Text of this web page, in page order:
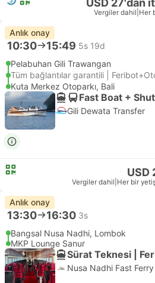
USD 27'dan
Vergiler dahil Her
Anlık onay
10:30 15:49 5s 19d
Pelabuhan Gili Trawangan
Tüm bağlantılar garantili |
Kuta Merkez Otoparkı, Bali
Fast Boat +
Gili Dewata Transfer
USD
Vergiler dahil Her bir
Anlık onay
13:30 16:30 3s
Bangsal Nusa Nadhi, Lombok
MKP Lounge Sanur
Sürat Teknesi |
Nusa Nadhi Fast Ferry